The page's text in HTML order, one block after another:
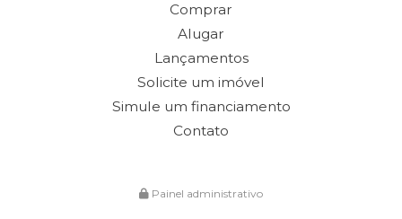
Comprar
Alugar
Lançamentos
Solicite um imóvel
Simule um financiamento
Contato
Painel administrativo